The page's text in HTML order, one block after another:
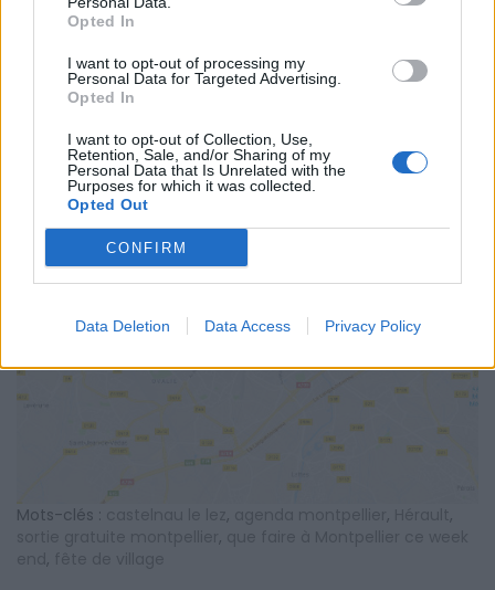
Opted In
I want to opt-out of processing my
Personal Data for Targeted Advertising.
Opted In
I want to opt-out of Collection, Use,
Retention, Sale, and/or Sharing of my
Personal Data that Is Unrelated with the
Purposes for which it was collected.
Opted Out
CONFIRM
Data Deletion Data Access Privacy Policy
SITE OFFICIEL
www.castelnau-le-lez.fr
AFFICHER LA CARTE
Mots-clés : , ,
,
,
,